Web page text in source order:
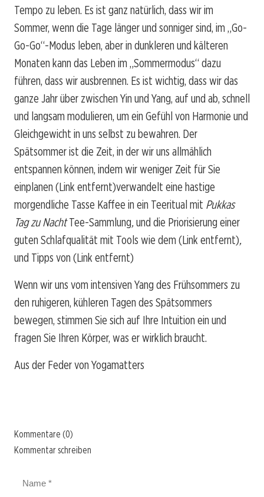
Tempo zu leben. Es ist ganz natürlich, dass wir im
Sommer, wenn die Tage länger und sonniger sind, im „Go-
Go-Go“-Modus leben, aber in dunkleren und kälteren
Monaten kann das Leben im „Sommermodus“ dazu
führen, dass wir ausbrennen. Es ist wichtig, dass wir das
ganze Jahr über zwischen Yin und Yang, auf und ab, schnell
und langsam modulieren, um ein Gefühl von Harmonie und
Gleichgewicht in uns selbst zu bewahren. Der
Spätsommer ist die Zeit, in der wir uns allmählich
entspannen können, indem wir weniger Zeit für Sie
einplanen (Link entfernt)verwandelt eine hastige
morgendliche Tasse Kaffee in ein Teeritual mit Pukkas
Tag zu NachtTee-Sammlung,und die Priorisierung einer
guten Schlafqualität mit Tools wie dem (Link entfernt),
und Tipps von (Link entfernt)
Wenn wir uns vom intensiven Yang des Frühsommers zu
den ruhigeren, kühleren Tagen des Spätsommers
bewegen, stimmen Sie sich auf Ihre Intuition ein und
fragen Sie Ihren Körper, was er wirklich braucht.
Aus der Feder von Yogamatters
Kommentare (0)
Kommentar schreiben